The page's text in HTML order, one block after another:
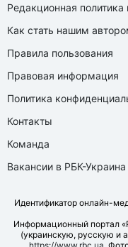
Редакционная политика
Как стать нашим
Правила пользования
Правовая информация
Политика
Контакты
Команда
Вакансии в РБК-Украина
Идентификатор онлайн-
Информационный портал
(украинскую, русскую и